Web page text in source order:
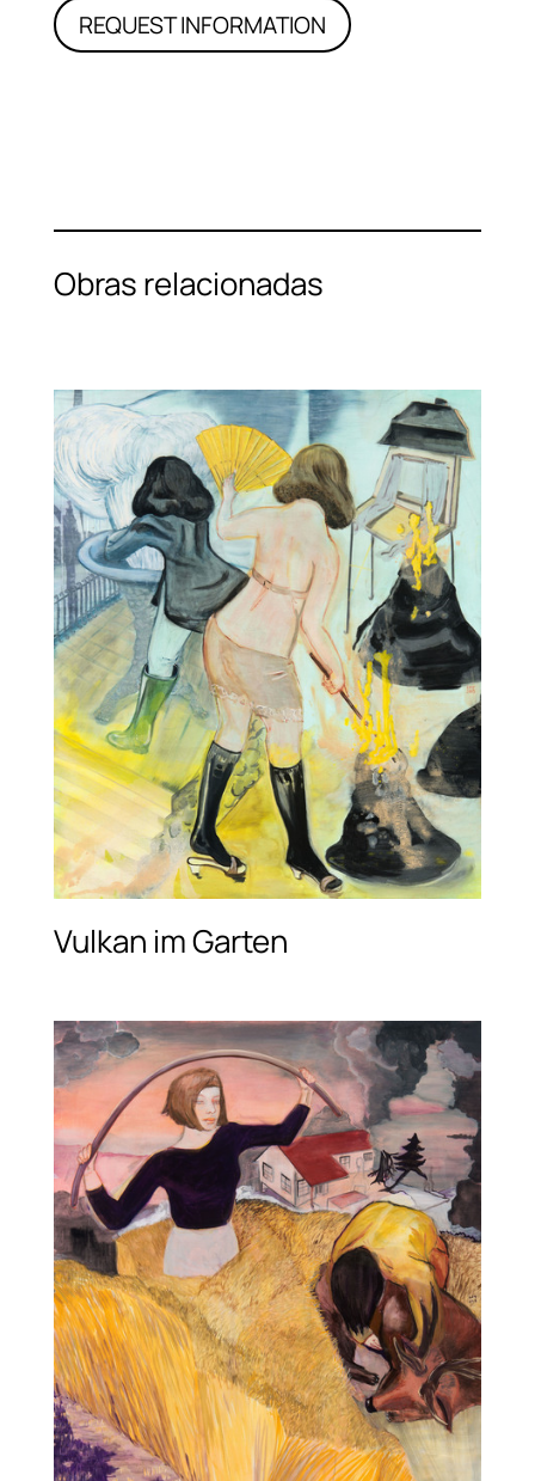
REQUEST INFORMATION
Obras relacionadas
Vulkan im Garten